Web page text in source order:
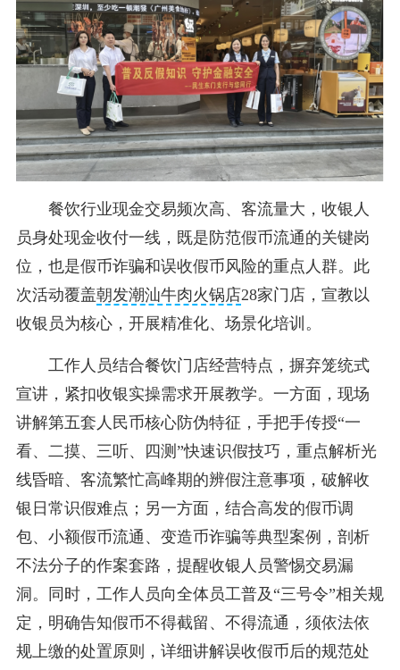
餐饮行业现金交易频次高、客流量大，收银人
员身处现金收付一线，既是防范假币流通的关键岗
位，也是假币诈骗和误收假币风险的重点人群。此
次活动覆盖朝发潮汕牛肉火锅店28家门店，宣教以
收银员为核心，开展精准化、场景化培训。
工作人员结合餐饮门店经营特点，摒弃笼统式
宣讲，紧扣收银实操需求开展教学。一方面，现场
讲解第五套人民币核心防伪特征，手把手传授“一
看、二摸、三听、四测”快速识假技巧，重点解析光
线昏暗、客流繁忙高峰期的辨假注意事项，破解收
银日常识假难点；另一方面，结合高发的假币调
包、小额假币流通、变造币诈骗等典型案例，剖析
不法分子的作案套路，提醒收银人员警惕交易漏
洞。同时，工作人员向全体员工普及“三号令”相关规
定，明确告知假币不得截留、不得流通，须依法依
规上缴的处置原则，详细讲解误收假币后的规范处